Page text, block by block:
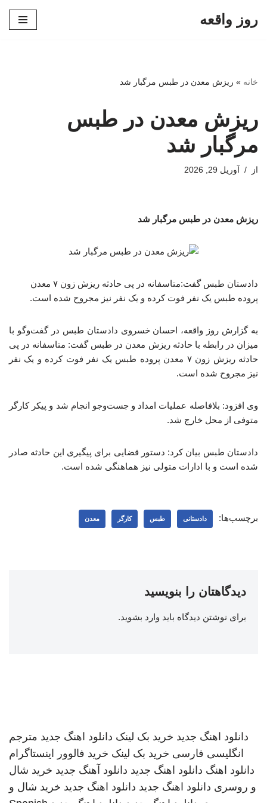
روز واقعه
خانه » ریزش معدن در طبس مرگبار شد
ریزش معدن در طبس
مرگبار شد
از آوریل 29, 2026
ریزش معدن در طبس مرگبار شد
دادستان طبس گفت:متاسفانه در پی حادثه ریزش زون ۷ معدن
پروده طبس یک نفر فوت کرده و یک نفر نیز مجروح شده است.
به گزارش روز واقعه، احسان خسروی دادستان طبس در گفت‌وگو با
میزان در رابطه با حادثه ریزش معدن در طبس گفت: متاسفانه در پی
حادثه ریزش زون ۷ معدن پروده طبس یک نفر فوت کرده و یک نفر
نیز مجروح شده است.
وی افزود: بلافاصله عملیات امداد و جست‌وجو انجام شد و پیکر کارگر
متوفی از محل خارج شد.
دادستان طبس بیان کرد: دستور قضایی برای پیگیری این حادثه صادر
شده است و با ادارات متولی نیز هماهنگی شده است.
برچسب‌ها: دادستانی طبس کارگر معدن
دیدگاهتان را بنویسید
برای نوشتن دیدگاه باید وارد بشوید.
دانلود اهنگ جدید خرید بک لینک دانلود اهنگ جدید مترجم
انگلیسی فارسی خرید بک لینک خرید فالوور اینستاگرام
دانلود اهنگ دانلود اهنگ جدید دانلود آهنگ جدید خرید شال
و روسری دانلود اهنگ جدید دانلود اهنگ جدید خرید شال و